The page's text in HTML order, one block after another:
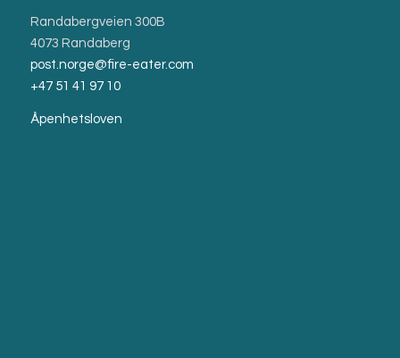
Randabergveien 300B
4073 Randaberg
post.norge@fire-eater.com
+47 51 41 97 10
Åpenhetsloven